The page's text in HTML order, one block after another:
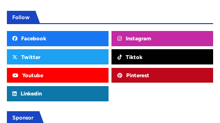
Follow
Facebook Instagram
Twitter Tiktok
Youtube Pinterest
Linkedin
Sponsor